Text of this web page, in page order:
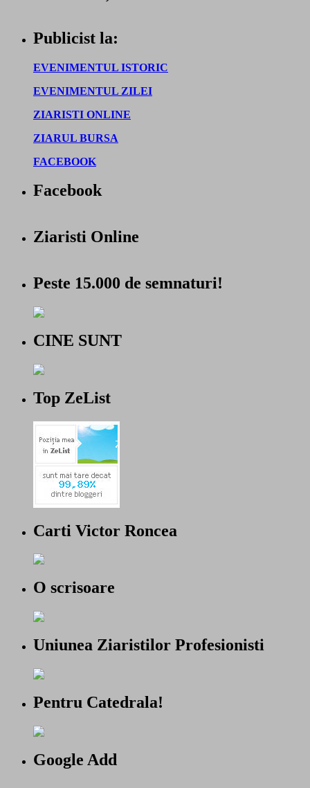
Publicist la:
EVENIMENTUL ISTORIC
EVENIMENTUL ZILEI
ZIARISTI ONLINE
ZIARUL BURSA
FACEBOOK
Facebook
Ziaristi Online
Peste 15.000 de semnaturi!
CINE SUNT
Top ZeList
Carti Victor Roncea
O scrisoare
Uniunea Ziaristilor Profesionisti
Pentru Catedrala!
Google Add